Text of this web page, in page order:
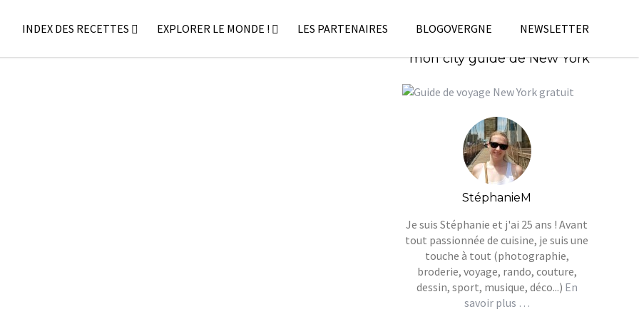
INDEX DES RECETTES EXPLORER LE MONDE ! LES PARTENAIRES BLOGOVERGNE NEWSLETTER
mon city guide de New York
StéphanieM
Je suis Stéphanie et j'ai 25 ans ! Avant
tout passionnée de cuisine, je suis une
touche à tout (photographie,
broderie, voyage, rando, couture,
dessin, sport, musique, déco...) En
savoir plus …